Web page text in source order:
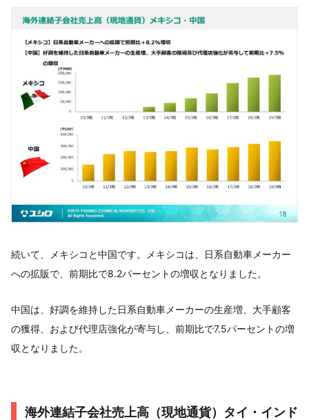
続いて、メキシコと中国です。メキシコは、日系自動車メーカー
への拡販で、前期比で8.2パーセントの増収となりました。
中国は、好調を維持した日系自動車メーカーの生産増、大手顧客
の獲得、および代理店強化が寄与し、前期比で7.5パーセントの増
収となりました。
海外連結子会社売上高（現地通貨）タイ・インド